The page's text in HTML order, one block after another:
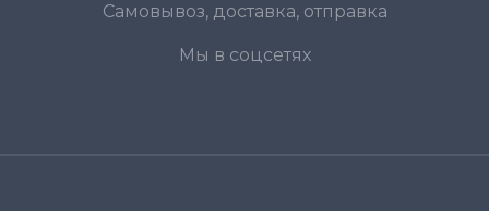
Самовывоз, доставка, отправка
Мы в соцсетях